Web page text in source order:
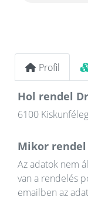
Profil
Hol rendel
6100
Mikor rendel
Az adatok nem
van a rendelés
emailben az